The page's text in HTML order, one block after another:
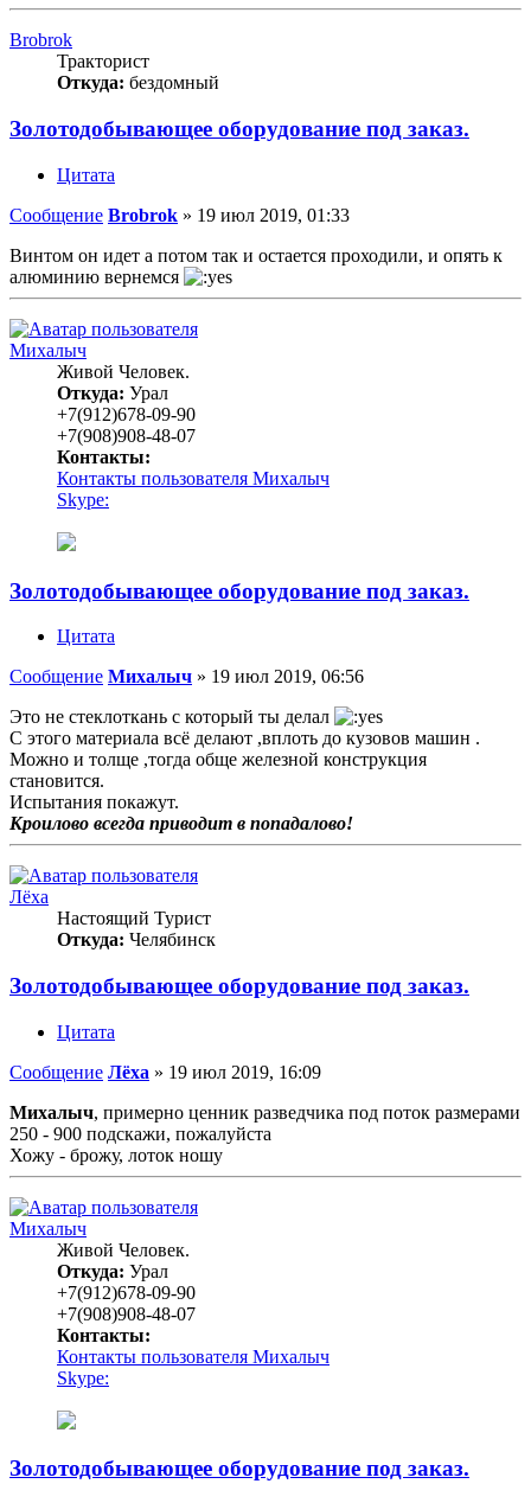
Brobrok
Тракторист
Откуда: бездомный
Золотодобывающее оборудование под заказ.
Цитата
Сообщение Brobrok » 19 июл 2019, 01:33
Винтом он идет а потом так и остается проходили, и опять к
алюминию вернемся
Михалыч
Живой Человек.
Откуда: Урал
+7(912)678-09-90
+7(908)908-48-07
Контакты:
Контакты пользователя Михалыч
Skype:
Золотодобывающее оборудование под заказ.
Цитата
Сообщение Михалыч » 19 июл 2019, 06:56
Это не стеклоткань с который ты делал
С этого материала всё делают ,вплоть до кузовов машин .
Можно и толще ,тогда обще железной конструкция
становится.
Испытания покажут.
Кроилово всегда приводит в попадалово!
Лёха
Настоящий Турист
Откуда: Челябинск
Золотодобывающее оборудование под заказ.
Цитата
Сообщение Лёха » 19 июл 2019, 16:09
Михалыч, примерно ценник разведчика под поток размерами
250 - 900 подскажи, пожалуйста
Хожу - брожу, лоток ношу
Михалыч
Живой Человек.
Откуда: Урал
+7(912)678-09-90
+7(908)908-48-07
Контакты:
Контакты пользователя Михалыч
Skype:
Золотодобывающее оборудование под заказ.